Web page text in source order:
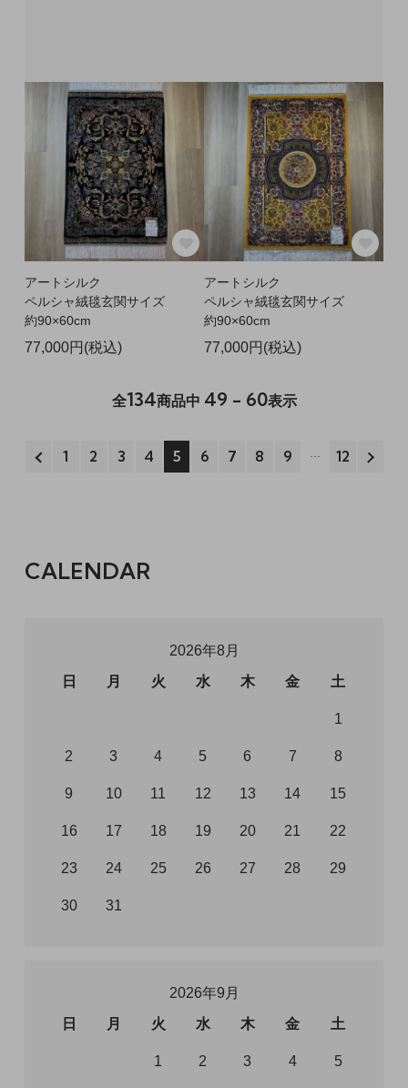
アートシルク
ペルシャ絨毯玄関サイズ
約90×60cm
77,000円(税込)
アートシルク
ペルシャ絨毯玄関サイズ
約90×60cm
77,000円(税込)
全134商品中 49 - 60表示
1 2 3 4 5 6 7 8 9 12
CALENDAR
2026年8月
日
月 火 水 木 金 土
1
2 3 4 5 6 7 8
9 10 11 12 13 14 15
16 17 18 19 20 21 22
23 24 25 26 27 28 29
30 31
2026年9月
日
月 火 水 木 金 土
1 2 3 4 5